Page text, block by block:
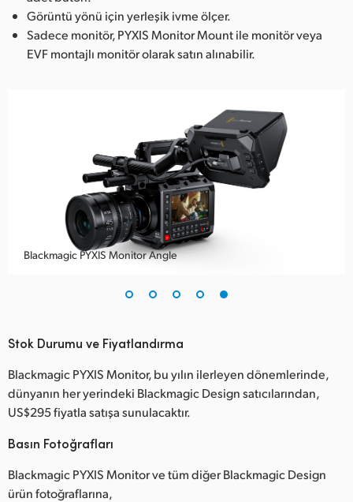
Görüntü yönü için yerleşik ivme ölçer.
Sadece monitör, PYXIS Monitor Mount ile monitör veya
EVF montajlı monitör olarak satın alınabilir.
Blackmagic PYXIS Monitor Angle
Stok Durumu ve Fiyatlandırma
Blackmagic PYXIS Monitor, bu yılın ilerleyen dönemlerinde,
dünyanın her yerindeki Blackmagic Design satıcılarından,
US$295 fiyatla satışa sunulacaktır.
Basın Fotoğrafları
Blackmagic PYXIS Monitor ve tüm diğer Blackmagic Design
ürün fotoğraflarına,